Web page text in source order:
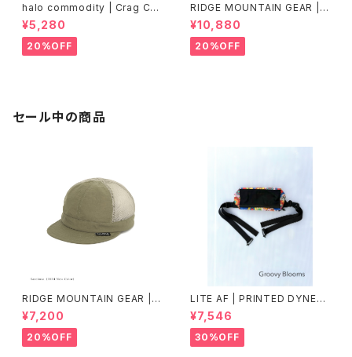
halo commodity | Crag Ca
p
¥5,280
20%OFF
RIDGE MOUNTAIN GEAR | A
lpha Booster Vest
¥10,880
20%OFF
セール中の商品
RIDGE MOUNTAIN GEAR |
Mesh Basic Cap
¥7,200
20%OFF
LITE AF | PRINTED DYNEE
MA FEATHER WEIGHT FAN
NY PACK
¥7,546
30%OFF